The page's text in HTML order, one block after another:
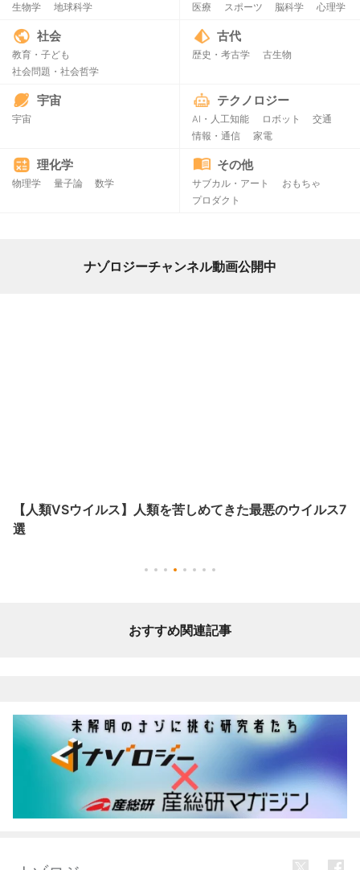
生物学 地球科学 医療 スポーツ 脳科学 心理学
社会
教育・子ども
社会問題・社会哲学
古代
歴史・考古学 古生物
宇宙
宇宙
テクノロジー
AI・人工知能 ロボット
交通
情報・通信
家電
理化学
物理学 量子論 数学
その他
サブカル・アート
おもちゃ
プロダクト
ナゾロジーチャンネル動画公開中
【人類VSウイルス】人類を苦しめてきた最悪のウイルス7
選
おすすめ関連記事